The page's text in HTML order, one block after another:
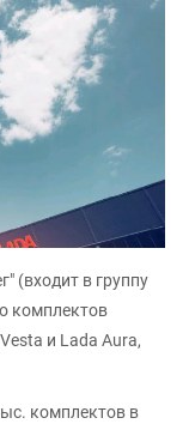
(входит в группу
комплектов
и Lada Aura,
комплектов в